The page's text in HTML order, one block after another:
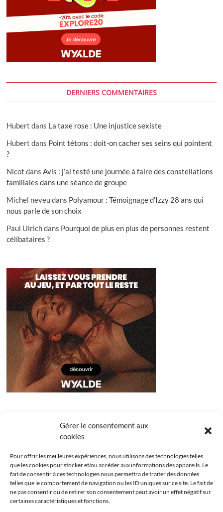
Gérer le consentement aux
cookies
Pour offrir les meilleures expériences, nous utilisons des technologies telles
que les cookies pour stocker et/ou accéder aux informations des appareils. Le
fait de consentir à ces technologies nous permettra de traiter des données
telles que le comportement de navigation ou les ID uniques sur ce site. Le fait de
ne pas consentir ou de retirer son consentement peut avoir un effet négatif sur
certaines caractéristiques et fonctions.
DERNIERS COMMENTAIRES
Hubert dans La taxe rose : Une injustice sexiste
Hubert dans Point tétons : doit-on cacher ses seins qui pointent
?
Nicot dansAvis : j’ai testé une journée à faire des constellations
familiales dans une séance de groupe
Michel neveudans Polyamour : Témoignage d’Izzy 28 ans qui
nous parle de son choix
Paul Ulrichdans Pourquoi de plus en plus de personnes restent
célibataires ?